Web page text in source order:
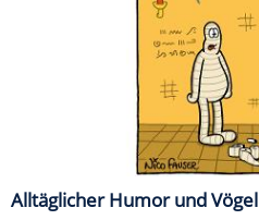
Alltäglicher Humor und Vögel